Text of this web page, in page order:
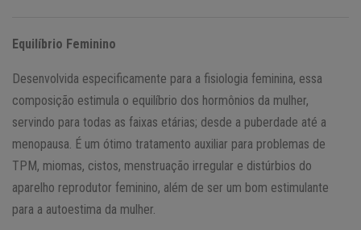
Equilíbrio Feminino
Desenvolvida especificamente para a fisiologia feminina, essa
composição estimula o equilíbrio dos hormônios da mulher,
servindo para todas as faixas etárias; desde a puberdade até a
menopausa. É um ótimo tratamento auxiliar para problemas de
TPM, miomas, cistos, menstruação irregular e distúrbios do
aparelho reprodutor feminino, além de ser um bom estimulante
para a autoestima da mulher.